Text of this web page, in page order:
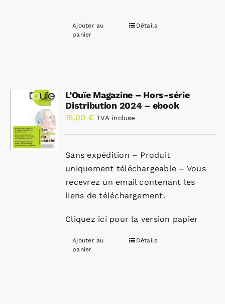
Ajouter au
panier
Détails
L’Ouïe Magazine – Hors-série
Distribution 2024 – ebook
15,00 € TVA incluse
Sans expédition – Produit
uniquement téléchargeable – Vous
recevrez un email contenant les
liens de téléchargement.
Cliquez ici pour la version papier
Ajouter au
panier
Détails